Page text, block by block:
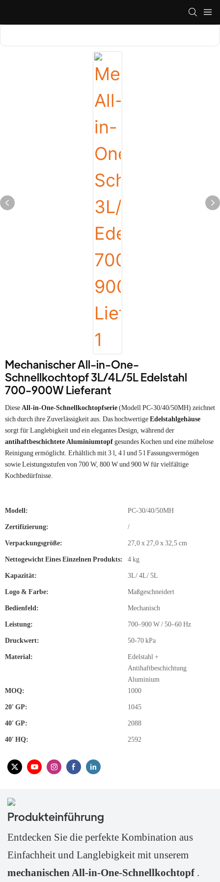
Mechanischer All-in-One-
Schnellkochtopf 3L/4L/5L Edelstahl
700-900W Lieferant
Diese All-in-One-Schnellkochtopfserie(Modell PC-30/40/50MH) zeichnet
sich durch ihre Zuverlässigkeit aus. Das hochwertigeEdelstahlgehäuse
sorgt für Langlebigkeit und ein elegantes Design, während der
antihaftbeschichtete Aluminiumtopfgesundes Kochen und eine mühelose
Reinigung ermöglicht. Erhältlich mit 3 l, 4 l und 5 l Fassungsvermögen
sowie Leistungsstufen von 700 W, 800 W und 900 W für vielfältige
Kochbedürfnisse.
Modell: PC-30/40/50MH
Zertifizierung: /
Verpackungsgröße: 27,0 x 27,0 x 32,5 cm
Nettogewicht Eines Einzelnen Produkts: 4 kg
Kapazität: 3L/ 4L/ 5L
Logo & Farbe: Maßgeschneidert
Bedienfeld: Mechanisch
Leistung: 700–900 W / 50–60 Hz
Druckwert: 50-70 kPa
Material:
Edelstahl +
Antihaftbeschichtung
Aluminium
MOQ:
1000
20′ GP: 1045
40′ GP: 2088
40′ HQ: 2592
Produkteinführung
Entdecken Sie die perfekte Kombination aus
Einfachheit und Langlebigkeit mit unserem
mechanischen All-in-One-Schnellkochtopf .